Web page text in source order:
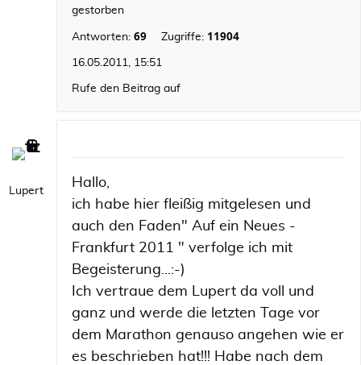
gestorben
Antworten: 69 Zugriffe: 11904
16.05.2011, 15:51
Rufe den Beitrag auf
Lupert
Hallo,
ich habe hier fleißig mitgelesen und
auch den Faden" Auf ein Neues -
Frankfurt 2011 " verfolge ich mit
Begeisterung...:-)
Ich vertraue dem Lupert da voll und
ganz und werde die letzten Tage vor
dem Marathon genauso angehen wie er
es beschrieben hat!!! Habe nach dem